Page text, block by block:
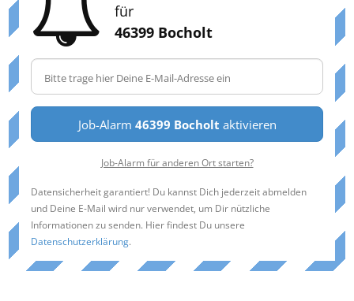
für
46399 Bocholt
Job-Alarm 46399 Bocholt aktivieren
Job-Alarm für anderen Ort starten?
Datensicherheit garantiert! Du kannst Dich jederzeit abmelden
und Deine E-Mail wird nur verwendet, um Dir nützliche
Informationen zu senden. Hier findest Du unsere
Datenschutzerklärung.